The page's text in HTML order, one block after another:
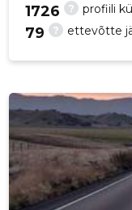
? profiili
1726
? ettevõtte
79